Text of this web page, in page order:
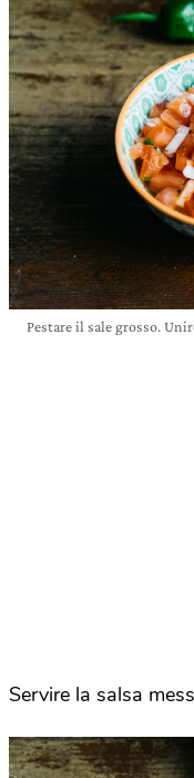
Pestare il sale grosso.
Servire la salsa